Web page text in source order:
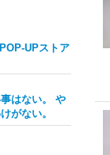
UPストア
はない。 や
がない。